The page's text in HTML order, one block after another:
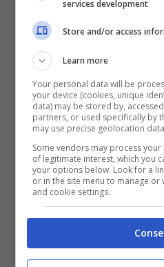
stessa Russia che sta
attacco del genere.
Ucraina,
ci hanno
Mariupol”
services development
Store and/or access
Learn more
Your personal data will be
your device (cookies, unique
data) may be stored by,
partners, or used specifically by
may use precise geolocation
Some vendors may process
of legitimate interest, which you
your options below. Look for a
or in the site menu to manage
and cookie settings.